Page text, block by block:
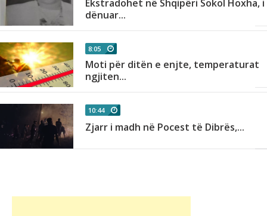
Ekstradohet në Shqipëri Sokol Hoxha, i
dënuar...
8:05
Moti për ditën e enjte, temperaturat
ngjiten...
10:44
Zjarr i madh në Pocest të Dibrës,...